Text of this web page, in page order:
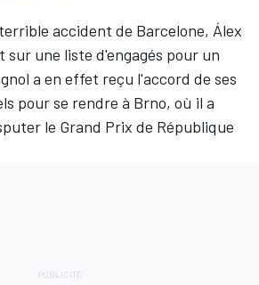
accident de Barcelone, Álex
sur une liste d'engagés pour un
a en effet reçu l'accord de ses
pour se rendre à Brno, où il a
le Grand Prix de République